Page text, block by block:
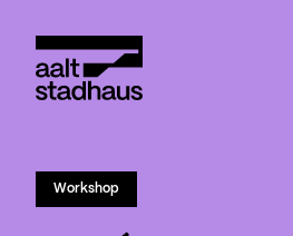
Main content
Workshop